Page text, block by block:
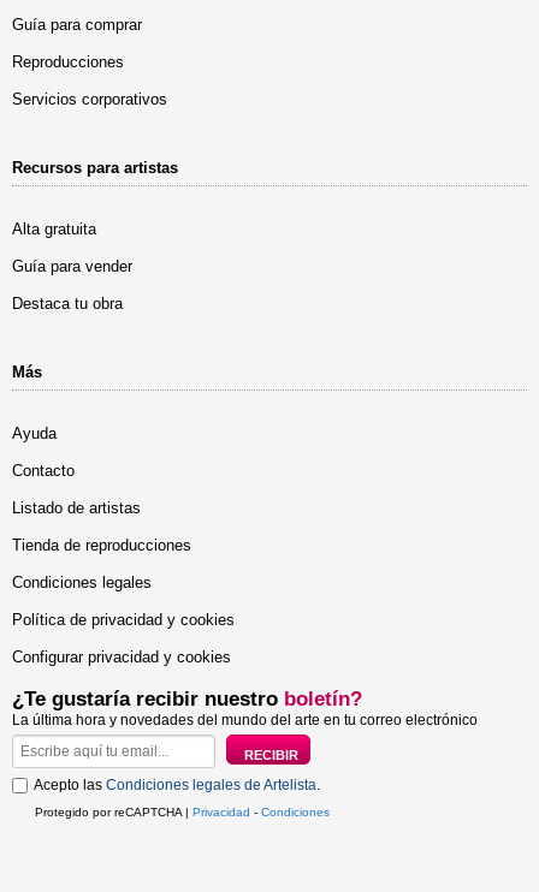
Guía para comprar
Reproducciones
Servicios corporativos
Recursos para artistas
Alta gratuita
Guía para vender
Destaca tu obra
Más
Ayuda
Contacto
Listado de artistas
Tienda de reproducciones
Condiciones legales
Política de privacidad y cookies
Configurar privacidad y cookies
¿Te gustaría recibir nuestro boletín?
La última hora y novedades del mundo del arte en tu correo electrónico
Acepto las Condiciones legales de Artelista.
Protegido por reCAPTCHA | Privacidad - Condiciones